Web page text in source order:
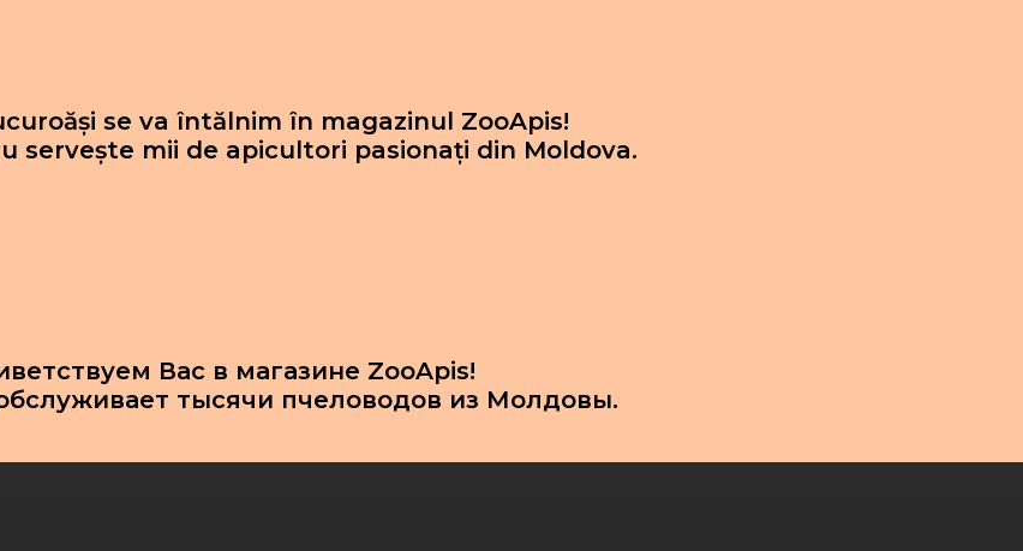
se va întălnim în magazinul ZooApis!
servește mii de apicultori pasionați din Moldova.
Вас в магазине ZooApis!
тысячи пчеловодов из Молдовы.